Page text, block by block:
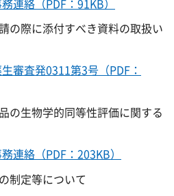
の際に添付すべき資料の取扱い
審査発0311第3号（PDF：
の生物学的同等性評価に関する
連絡（PDF：203KB）
制定等について